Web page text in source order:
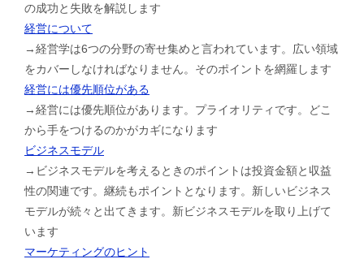
の成功と失敗を解説します
経営について
→経営学は6つの分野の寄せ集めと言われています。広い領域
をカバーしなければなりません。そのポイントを網羅します
経営には優先順位がある
→経営には優先順位があります。プライオリティです。どこ
から手をつけるのかがカギになります
ビジネスモデル
→ビジネスモデルを考えるときのポイントは投資金額と収益
性の関連です。継続もポイントとなります。新しいビジネス
モデルが続々と出てきます。新ビジネスモデルを取り上げて
います
マーケティングのヒント